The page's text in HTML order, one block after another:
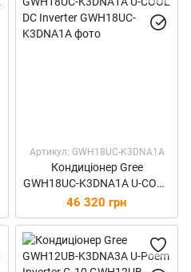
Артикул: GWH18UC-K3DNA1A
Кондиціонер Gree
GWH18UC-K3DNA1A U-COOL
DC Inverter
46 320 грн